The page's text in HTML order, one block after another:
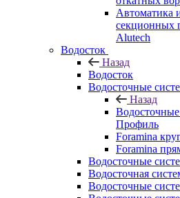
Автоматика
секционных
Alutech
Водосток
Назад
Водосток
Водосточные
Назад
Профиль
Foramina
Foramina
Водосточные
Водосточная
Водосточные